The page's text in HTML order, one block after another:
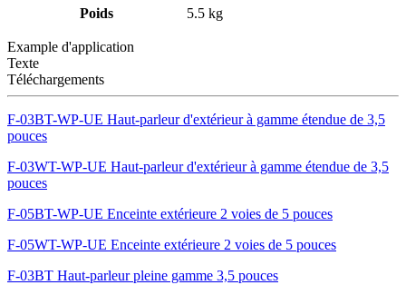
Poids 5.5 kg
Example d'application
Texte
Téléchargements
F-03BT-WP-UE Haut-parleur d'extérieur à gamme étendue de 3,5
pouces
F-03WT-WP-UE Haut-parleur d'extérieur à gamme étendue de 3,5
pouces
F-05BT-WP-UE Enceinte extérieure 2 voies de 5 pouces
F-05WT-WP-UE Enceinte extérieure 2 voies de 5 pouces
F-03BT Haut-parleur pleine gamme 3,5 pouces